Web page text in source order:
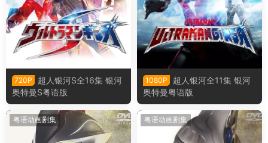
720P
超人银河S全16集 银河
奥特曼S粤语版
1080P
超人银河全11集 银河
奥特曼粤语版
粤语动画剧集 粤语动画剧集